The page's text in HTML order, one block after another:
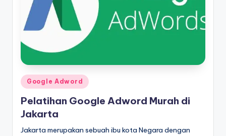
Google Adword
Pelatihan Google Adword Murah di
Jakarta
Jakarta merupakan sebuah ibu kota Negara dengan